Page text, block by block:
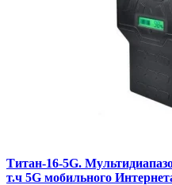
Титан-16-5G.
т.ч 5G мобильного